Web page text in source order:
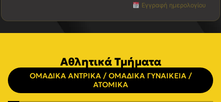
Εγγραφή ημερολογίου
Αθλητικά Τμήματα
ΟΜΑΔΙΚΑ ΑΝΤΡΙΚΑ / ΟΜΑΔΙΚΑ ΓΥΝΑΙΚΕΙΑ /
ΑΤΟΜΙΚΑ